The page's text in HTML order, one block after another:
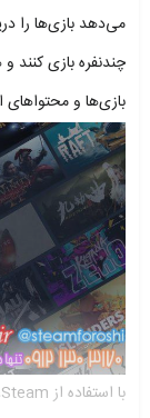
می‌دهد بازی‌ها را
چندنفره بازی کنند
بازی‌ها و محتواهای